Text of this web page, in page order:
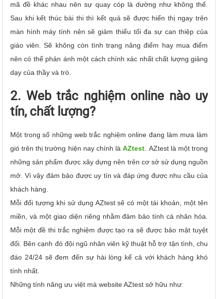
mã đề khác nhau nên sự quay cóp là dường như không thể.
Sau khi kết thúc bài thi thì kết quả sẽ được hiển thị ngay trên
màn hình máy tính nên sẽ giảm thiểu tối đa sự can thiệp của
giáo viên. Sẽ không còn tình trạng nâng điểm hay mua điểm
nên có thể phản ánh một cách chính xác nhất chất lượng giảng
dạy của thầy và trò.
2. Web trắc nghiệm online nào uy
tín, chất lượng?
Một trong số những web trắc nghiệm online đang làm mưa làm
gió trên thị trường hiện nay chính làAZtest. AZtest là một trong
những sản phẩm được xây dựng nên trên cơ sở sử dụng nguồn
mở. Vì vậy đảm bảo được uy tín và đáp ứng được nhu cầu của
khách hàng.
Mỗi đối tượng khi sử dụng AZtest sẽ có một tài khoản, một tên
miền, và một giao diện riêng nhằm đảm bảo tính cá nhân hóa.
Mỗi một đề thi trắc nghiệm được tạo ra sẽ được bảo mật tuyệt
đối. Bên cạnh đó đội ngũ nhân viên kỹ thuật hỗ trợ tận tình, chu
đáo 24/24 sẽ đem đến sự hài lòng kể cả với khách hàng khó
tính nhất.
Những tính năng ưu việt mà website AZtest sở hữu như: